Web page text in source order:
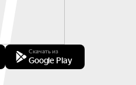
Скачать из
Google Play